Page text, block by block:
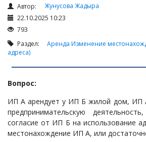
Интернет и право
Возмещение ущерба
Проверка государственных органов
Қазына» (ПКО)
Некоммерческие организации
Лицензирование (разрешения и
Автор:
Жунусова Жадыра
22.10.2025 10:23
793
Раздел: Аренда Изменение
адреса)
Вопрос:
ИП А арендует у ИП Б жилой дом, ИП
предпринимательскую
согласие от ИП Б на использование
местонахождение ИП А, или